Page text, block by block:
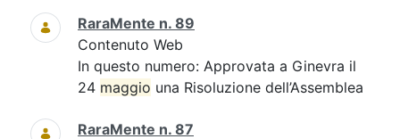
RaraMente n. 89
Contenuto Web
In questo numero: Approvata a Ginevra il
24 maggio una Risoluzione dell’Assemblea
RaraMente n. 87